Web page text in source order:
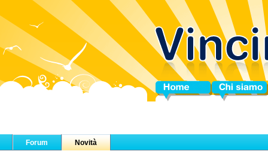
Home Chi siamo
Forum Novità